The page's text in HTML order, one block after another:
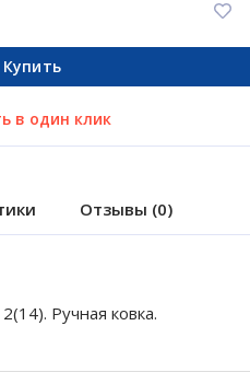
Купить
в один клик
Отзывы (0)
Ручная ковка.